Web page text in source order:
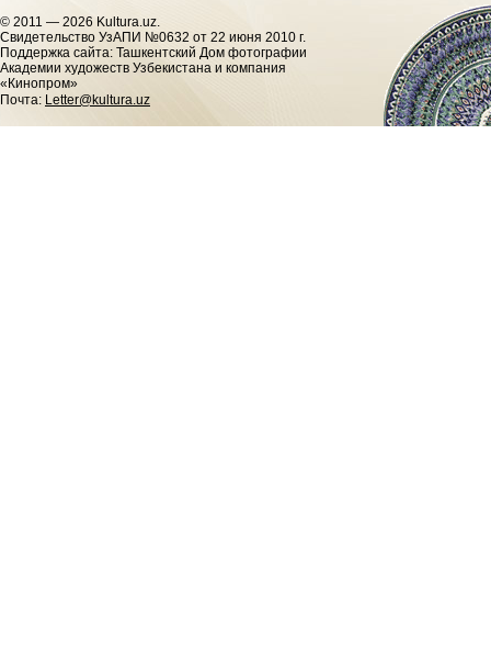
© 2011 — 2026 Kultura.uz.
Cвидетельство УзАПИ №0632 от 22 июня 2010 г.
Поддержка сайта: Ташкентский Дом фотографии
Академии художеств Узбекистана и компания
«Кинопром»
Почта: Letter@kultura.uz